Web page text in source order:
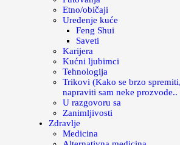
Etno/običaji
Uređenje kuće
Feng Shui
Saveti
Karijera
Kućni ljubimci
Tehnologija
Trikovi (Kako se brzo
napraviti sam neke prozvode..
U razgovoru sa
Zanimljivosti
Zdravlje
Medicina